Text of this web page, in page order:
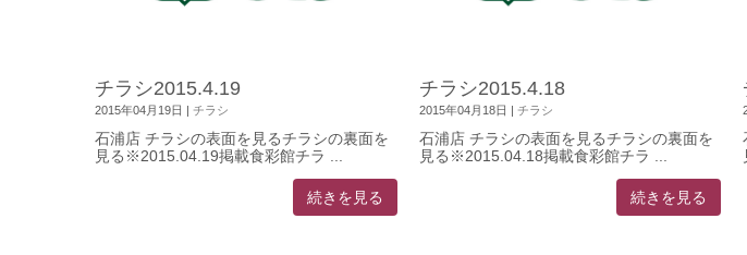
チラシ2015.4.19
2015年04月19日 | チラシ
石浦店 チラシの表面を見るチラシの裏面を
見る※2015.04.19掲載食彩館チラ ...
続きを見る
チラシ2015.4.18
2015年04月18日 | チラシ
石浦店 チラシの表面を見るチラシの裏面を
見る※2015.04.18掲載食彩館チラ ...
続きを見る